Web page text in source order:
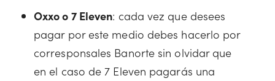
Oxxo o 7 Eleven: cada vez que desees
pagar por este medio debes hacerlo por
corresponsales Banorte sin olvidar que
en el caso de 7 Eleven pagarás una